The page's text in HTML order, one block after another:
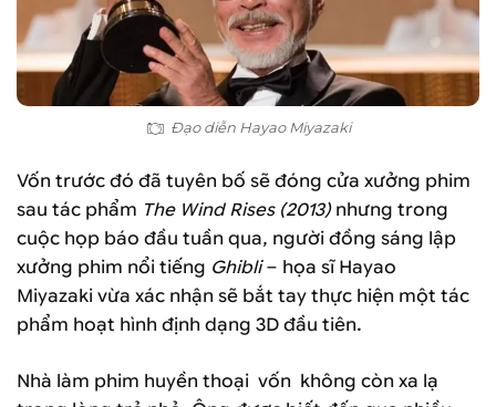
Đạo diễn Hayao Miyazaki
Vốn trước đó đã tuyên bố sẽ đóng cửa xưởng phim
sau tác phẩm The Wind Rises (2013)nhưng trong
cuộc họp báo đầu tuần qua, người đồng sáng lập
xưởng phim nổi tiếng Ghibli– họa sĩ Hayao
Miyazaki vừa xác nhận sẽ bắt tay thực hiện một tác
phẩm hoạt hình định dạng 3D đầu tiên.
Nhà làm phim huyền thoại vốn không còn xa lạ